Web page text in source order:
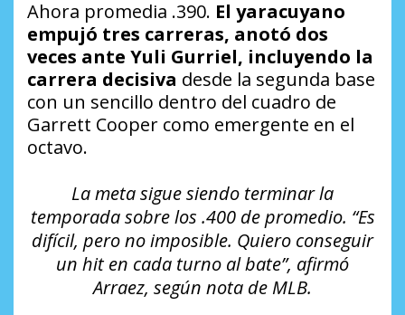
Ahora promedia .390. El yaracuyano
empujó tres carreras, anotó dos
veces ante Yuli Gurriel, incluyendo la
carrera decisiva desde la segunda base
con un sencillo dentro del cuadro de
Garrett Cooper como emergente en el
octavo.
La meta sigue siendo terminar la
temporada sobre los .400 de promedio. “Es
difícil, pero no imposible. Quiero conseguir
un hit en cada turno al bate”, afirmó
Arraez, según nota de MLB.